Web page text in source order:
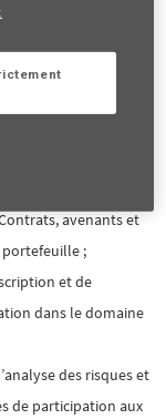
transverses.
collectives sont :
l’étude du dossier,
jusqu’à la
la mise en place du
avenants et
;
et de
dans le domaine
des risques et
de participation aux